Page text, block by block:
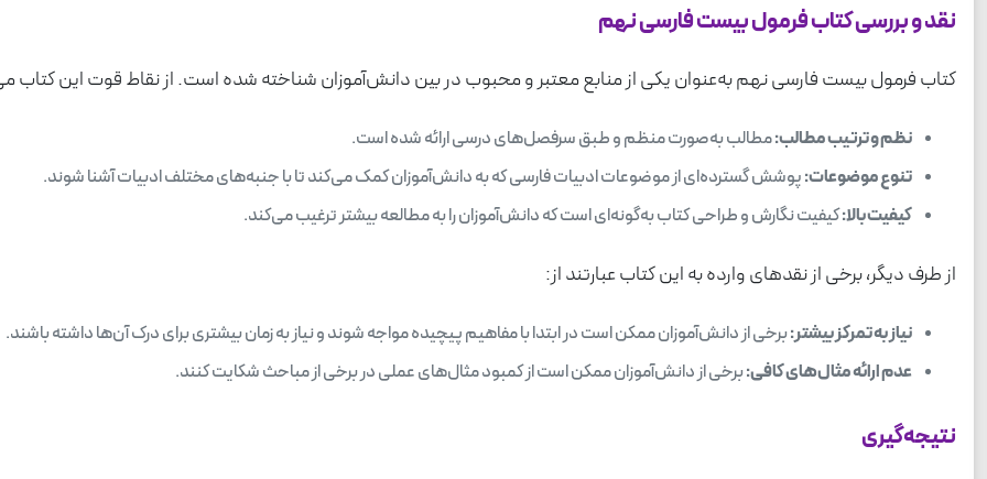
نقد و بررسی کتاب فرمول بیست فارسی نهم
کتاب فرمول بیست فارسی نهم به‌عنوان یکی از منابع معتبر و محبوب در بین دانش‌آموزان شناخته شده است. از نقاط قوت این کتاب
نظم و ترتیب مطالب:مطالب به‌صورت منظم و طبق سرفصل‌های درسی ارائه شده است.
تنوع موضوعات:پوشش گسترده‌ای از موضوعات ادبیات فارسی که به دانش‌آموزان کمک می‌کند تا با جنبه‌های مختلف ادبیات آشنا شوند.
کیفیت بالا:کیفیت نگارش و طراحی کتاب به‌گونه‌ای است که دانش‌آموزان را به مطالعه بیشتر ترغیب می‌کند.
از طرف دیگر، برخی از نقدهای وارده به این کتاب عبارتند از:
نیاز به تمرکز بیشتر:برخی از دانش‌آموزان ممکن است در ابتدا با مفاهیم پیچیده مواجه شوند و نیاز به زمان بیشتری برای درک آن‌ها داشته باشند.
عدم ارائه مثال‌های کافی:برخی از دانش‌آموزان ممکن است از کمبود مثال‌های عملی در برخی از مباحث شکایت کنند.
نتیجه‌گیری